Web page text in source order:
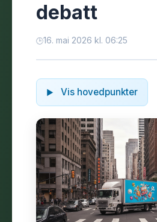
debatt
16. mai 2026 kl. 06:25
Vis hovedpunkter